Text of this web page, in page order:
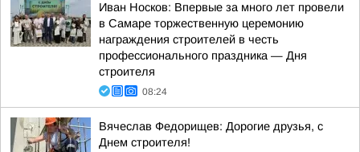
Иван Носков: Впервые за много лет провели
в Самаре торжественную церемонию
награждения строителей в честь
профессионального праздника — Дня
строителя
08:24
Вячеслав Федорищев: Дорогие друзья, с
Днем строителя!